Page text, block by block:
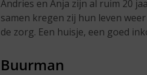
Andries en Anja zijn al ruim 20
samen kregen zij hun leven
de zorg. Een huisje, een goed
Buurman